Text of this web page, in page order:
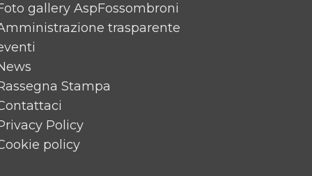
gallery AspFossombroni
trasparente
Stampa
Policy
policy